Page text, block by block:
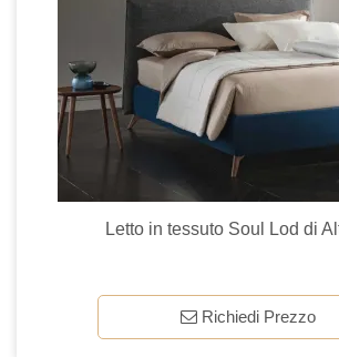
Letto in tessuto Soul Lod di
Richiedi Prezzo